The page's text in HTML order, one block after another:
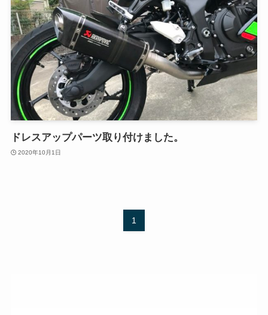
ドレスアップパーツ取り付けました。
2020年10月1日
1